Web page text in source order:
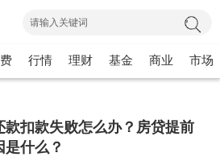
行情 理财 基金 商业 市场
扣款失败怎么办？房贷提前
什么？